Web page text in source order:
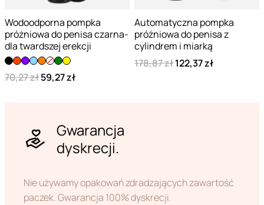
Wodoodporna pompka
próżniowa do penisa czarna-
dla twardszej erekcji
70,27 zł59,27 zł
Automatyczna pompka
próżniowa do penisa z
cylindrem i miarką
178,87 zł122,37 zł
Gwarancja
dyskrecji.
Nie używamy opakowań zdradzających zawartość
paczek. Gwarancja 100% dyskrecji.